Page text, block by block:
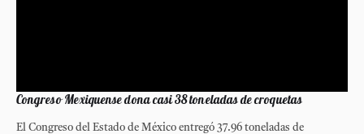
Congreso Mexiquense dona casi 38 toneladas de croquetas
El Congreso del Estado de México entregó 37.96 toneladas de